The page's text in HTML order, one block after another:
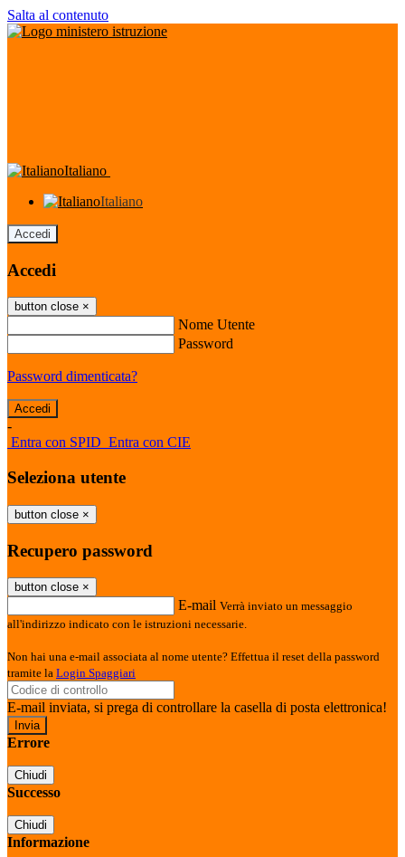
Salta al contenuto
Italiano
Italiano
Accedi
Accedi
button close ×
Nome Utente
Password
Password dimenticata?
-
Entra con SPID Entra con CIE
Seleziona utente
button close ×
Recupero password
button close ×
E-mail Verrà inviato un messaggio
all'indirizzo indicato con le istruzioni necessarie.
Non hai una e-mail associata al nome utente? Effettua il reset della password
tramite la Login Spaggiari
E-mail inviata, si prega di controllare la casella di posta elettronica!
Errore
Chiudi
Successo
Chiudi
Informazione